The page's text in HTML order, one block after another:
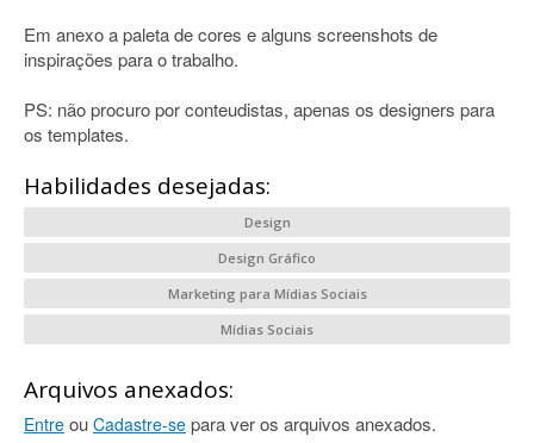
Em anexo a paleta de cores e alguns screenshots de
inspirações para o trabalho.
PS: não procuro por conteudistas, apenas os designers para
os templates.
Habilidades desejadas:
Design
Design Gráfico
Marketing para Mídias Sociais
Mídias Sociais
Arquivos anexados:
Entre ou Cadastre-se para ver os arquivos anexados.